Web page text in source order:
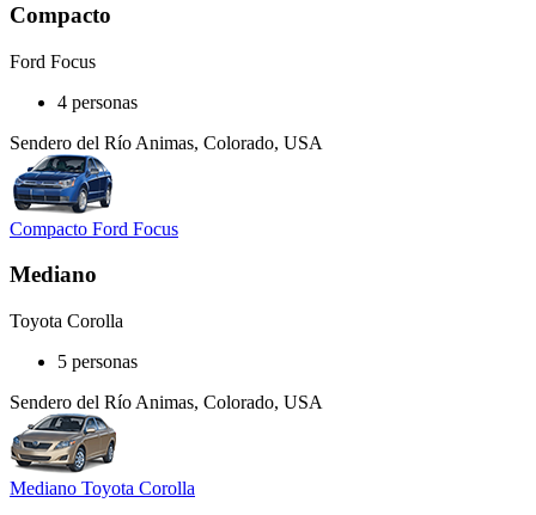
Compacto
Ford Focus
4 personas
Sendero del Río Animas, Colorado, USA
Compacto Ford Focus
Mediano
Toyota Corolla
5 personas
Sendero del Río Animas, Colorado, USA
Mediano Toyota Corolla